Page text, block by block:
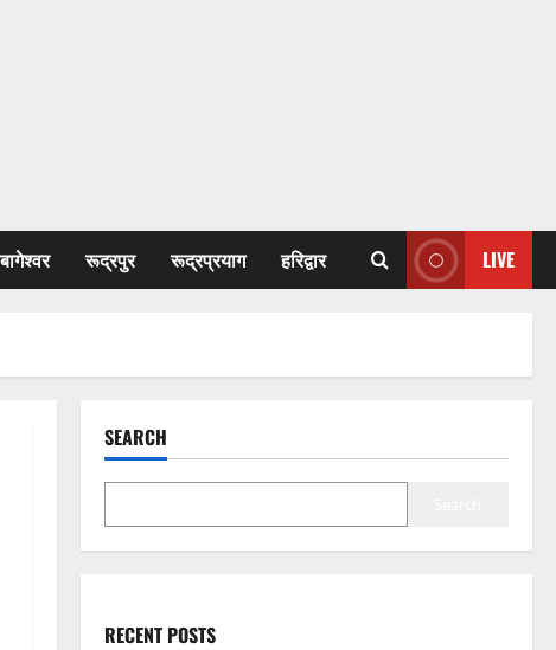
बागेश्वर रूद्रपुर रूद्रप्रयाग हरिद्वार LIVE
SEARCH
RECENT POSTS